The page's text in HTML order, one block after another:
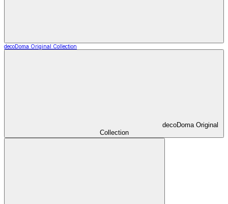
decoDoma Original Collection
decoDoma Original
Collection